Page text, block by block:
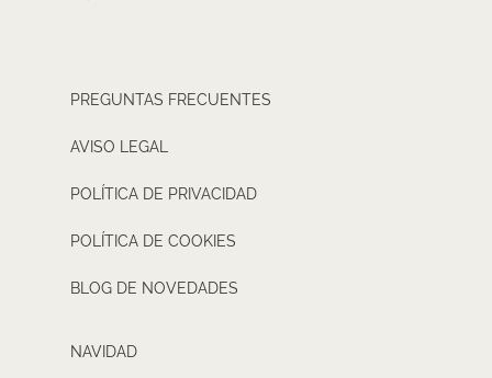
PREGUNTAS FRECUENTES
AVISO LEGAL
POLÍTICA DE PRIVACIDAD
POLÍTICA DE COOKIES
BLOG DE NOVEDADES
NAVIDAD